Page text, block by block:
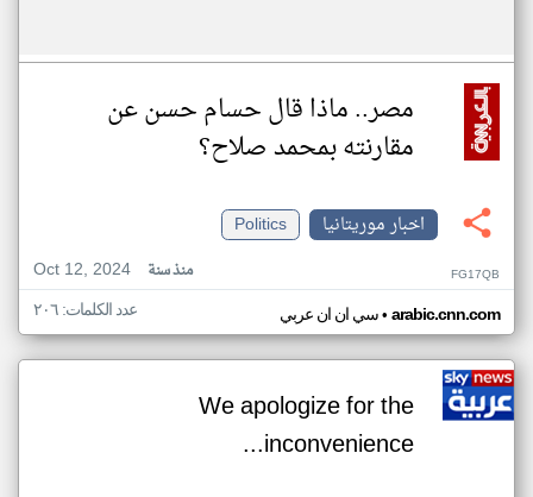
مصر.. ماذا قال حسام حسن عن
مقارنته بمحمد صلاح؟
اخبار موريتانيا
Politics
Oct 12, 2024
منذ سنة FG17QB
سي ان ان عربي• arabic.cnn.com عدد الكلمات: ٢٠٦
We apologize for the
inconvenience...